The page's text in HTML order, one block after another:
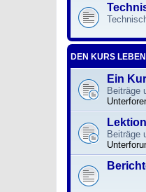
DEN KURS LEBEN
Ein
Beiträge
Beiträge